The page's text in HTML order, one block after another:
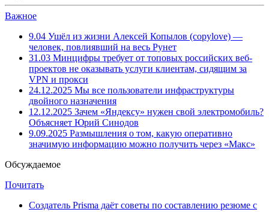
Важное
9.04 Ушёл из жизни Алексей Копылов (copylove) —
человек, повлиявший на весь Рунет
31.03 Минцифры требует от топовых российских веб-
проектов не оказывать услуги клиентам, сидящим за
VPN и прокси
24.12.2025 Мы все пользователи инфраструктуры
двойного назначения
12.12.2025 Зачем «Яндексу» нужен свой электромобиль?
Объясняет Юрий Синодов
9.09.2025 Размышления о том, какую оперативно
значимую информацию можно получить через «Макс»
Обсуждаемое
Почитать
Создатель Prisma даёт советы по составлению резюме с